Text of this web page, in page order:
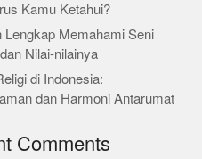
Kamu Ketahui?
Lengkap Memahami Seni
Nilai-nilainya
di Indonesia:
dan Harmoni Antarumat
Comments